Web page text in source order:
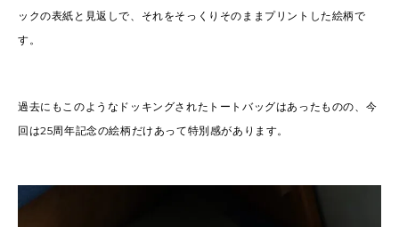
ックの表紙と見返しで、それをそっくりそのままプリントした絵柄で
す。
過去にもこのようなドッキングされたトートバッグはあったものの、今
回は25周年記念の絵柄だけあって特別感があります。